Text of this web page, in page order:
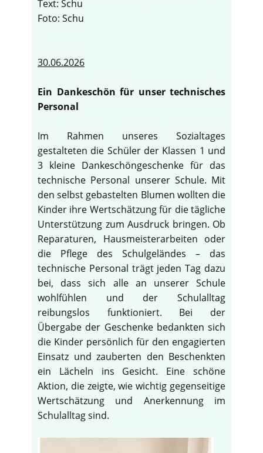
Text: Schu
Foto: Schu
30.06.2026
Ein Dankeschön für unser technisches
Personal
Im Rahmen unseres Sozialtages
gestalteten die Schüler der Klassen 1 und
3 kleine Dankeschöngeschenke für das
technische Personal unserer Schule. Mit
den selbst gebastelten Blumen wollten die
Kinder ihre Wertschätzung für die tägliche
Unterstützung zum Ausdruck bringen. Ob
Reparaturen, Hausmeisterarbeiten oder
die Pflege des Schulgeländes – das
technische Personal trägt jeden Tag dazu
bei, dass sich alle an unserer Schule
wohlfühlen und der Schulalltag
reibungslos funktioniert. Bei der
Übergabe der Geschenke bedankten sich
die Kinder persönlich für den engagierten
Einsatz und zauberten den Beschenkten
ein Lächeln ins Gesicht. Eine schöne
Aktion, die zeigte, wie wichtig gegenseitige
Wertschätzung und Anerkennung im
Schulalltag sind.